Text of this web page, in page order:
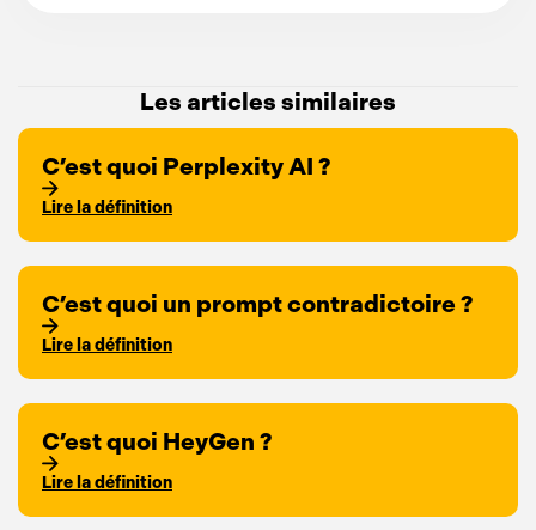
Les articles similaires
C’est quoi Perplexity AI ?
Lire la définition
C’est quoi un prompt contradictoire ?
Lire la définition
C’est quoi HeyGen ?
Lire la définition